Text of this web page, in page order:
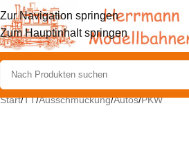
Zur Navigation springen
Zum Hauptinhalt springen
Start/TT/Ausschmückung/Autos/PKW